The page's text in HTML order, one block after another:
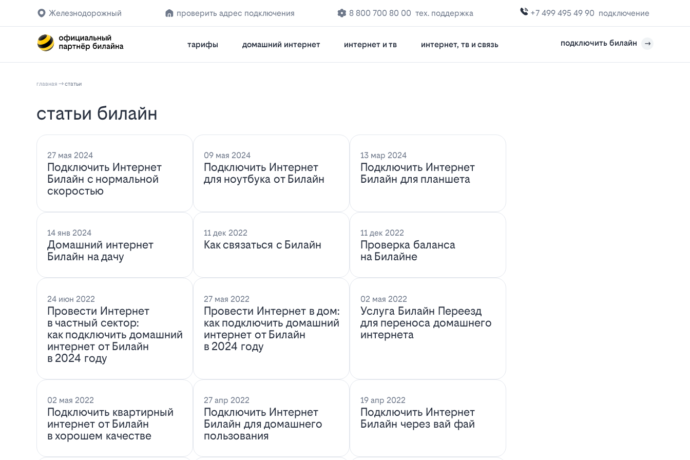
Железнодорожный проверить адрес подключения 8 800 700 80 00 тех. поддержка +7 499 495 49 90 подключение
тарифы домашний интернет интернет и тв интернет, тв и связь подключить билайн
главная статьи
статьи билайн
27 мая 2024
Подключить Интернет
Билайн с нормальной
скоростью
09 мая 2024
Подключить Интернет
для ноутбука от Билайн
13 мар 2024
Подключить Интернет
Билайн для планшета
14 янв 2024
Домашний интернет
Билайн на дачу
11 дек 2022
Как связаться с Билайн
11 дек 2022
Проверка баланса
на Билайне
24 июн 2022
Провести Интернет
в частный сектор:
как подключить домашний
интернет от Билайн
в 2024 году
27 мая 2022
Провести Интернет в дом:
как подключить домашний
интернет от Билайн
в 2024 году
02 мая 2022
Услуга Билайн Переезд
для переноса домашнего
интернета
02 мая 2022
Подключить квартирный
интернет от Билайн
в хорошем качестве
27 апр 2022
Подключить Интернет
Билайн для домашнего
пользования
19 апр 2022
Подключить Интернет
Билайн через вай фай